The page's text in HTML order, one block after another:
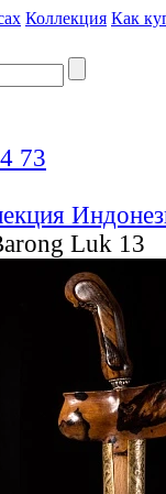
Коллекция Как
73
Luk 13